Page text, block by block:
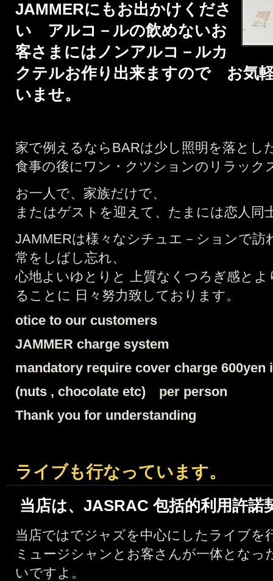
JAMMERにもお出かけくださ
い アルコ－ルの飲めないお
客さまにはノンアルコ－ルカ
クテルお作り出来ますので お気
いませ。
家で例えるならBARは少し照明を落とし
食事の後にワン・クツションのリラック
お一人で、家族だけで、
またはゲストを迎えて、たまには恋人同
JAMMERは様々なシチュエ－ションで訪
常をしばし忘れ、
心地よいゆとりと 上質なくつろぎ感と
ることに 日々努力致しております。
otice to our customers
JAMMER charge system
mandatory require cover charge
(nuts , chocolate etc) per person
Thank you for understanding
ライブも行なっています。
当店は、JASRAC 包括的利用許諾
当店ではでジャズを中心にしたライブを
ミュージシャンとお客さんが一体となっ
いですよ。